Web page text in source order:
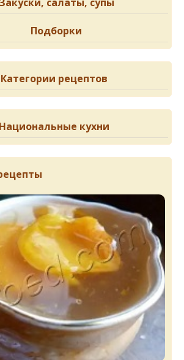
Подборки
Категории рецептов
Национальные кухни